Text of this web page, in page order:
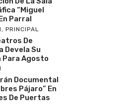
“Miguel
Parral
, PRINCIPAL
De
Devela Su
Para Agosto
Documental
Pájaro” En
De Puertas